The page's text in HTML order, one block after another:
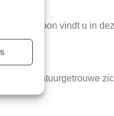
vindt u in
een natuurgetrouwe